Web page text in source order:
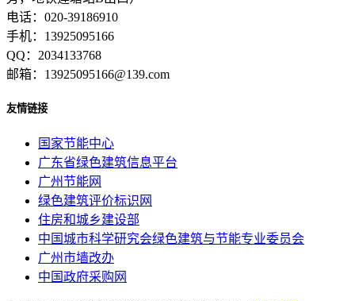
电话：020-39186910
手机：13925095166
QQ：2034133768
邮箱：13925095166@139.com
友情链接
国家节能中心
广东省绿色建筑信息平台
广州节能网
绿色建筑评价标识网
住房和城乡建设部
中国城市科学研究会绿色建筑与节能专业委员会
广州市墙改办
中国政府采购网